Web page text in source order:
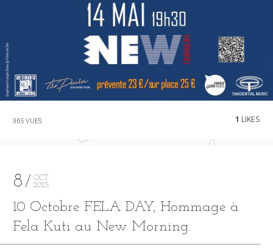
365 VUES 1 LIKES
8
OCT
2025
10 Octobre FELA DAY, Hommage à
Fela Kuti au New Morning.